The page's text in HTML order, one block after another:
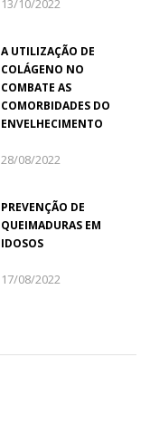
13/10/2022
A UTILIZAÇÃO DE
COLÁGENO NO
COMBATE AS
COMORBIDADES DO
ENVELHECIMENTO
28/08/2022
PREVENÇÃO DE
QUEIMADURAS EM
IDOSOS
17/08/2022